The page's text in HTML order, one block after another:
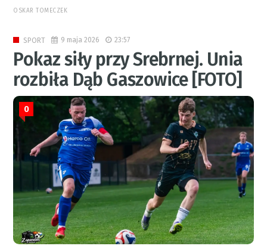
OSKAR TOMECZEK
SPORT 9 maja 2026 23:57
Pokaz siły przy Srebrnej. Unia
rozbiła Dąb Gaszowice [FOTO]
0